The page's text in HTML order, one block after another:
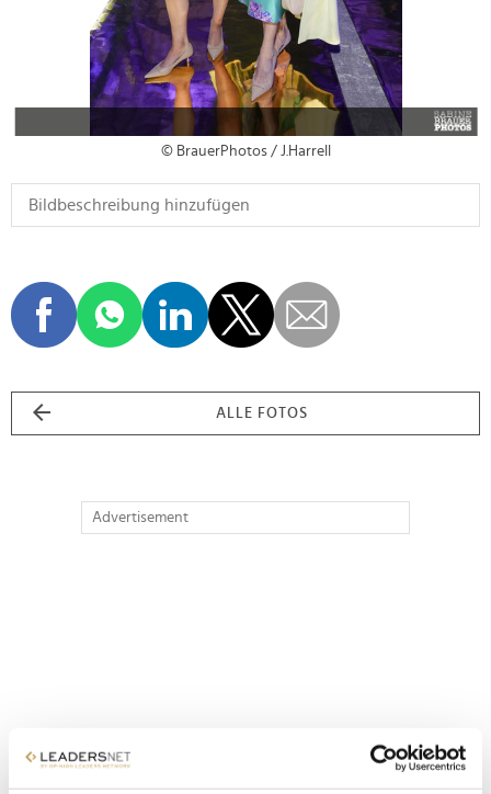
© BrauerPhotos / J.Harrell
ALLE FOTOS
Advertisement